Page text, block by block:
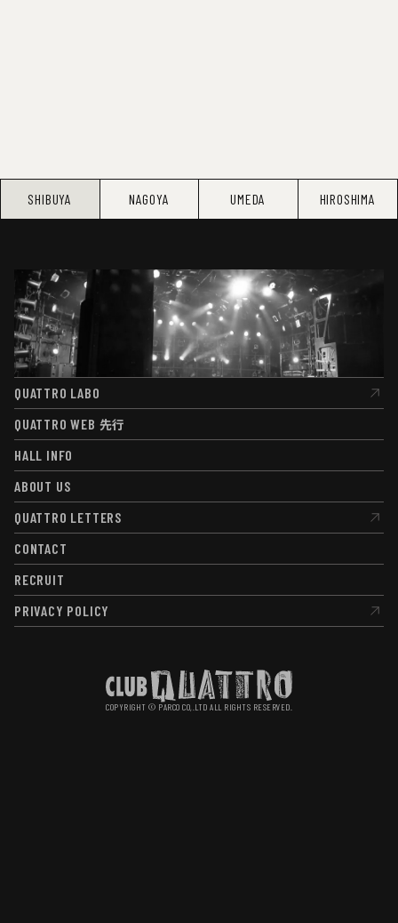
SHIBUYA NAGOYA UMEDA HIROSHIMA
QUATTRO LABO
QUATTRO LABO
QUATTRO WEB 先行
QUATTRO WEB先行
HALL INFO
HALL INFO
ABOUT US
ABOUT US
QUATTRO LETTERS
QUATTRO LETTERS
CONTACT
CONTACT
RECRUIT
RECRUIT
PRIVACY POLICY
PRIVACY POLICY
COPYRIGHT © PARCO CO,.LTD ALL RIGHTS RESERVED.